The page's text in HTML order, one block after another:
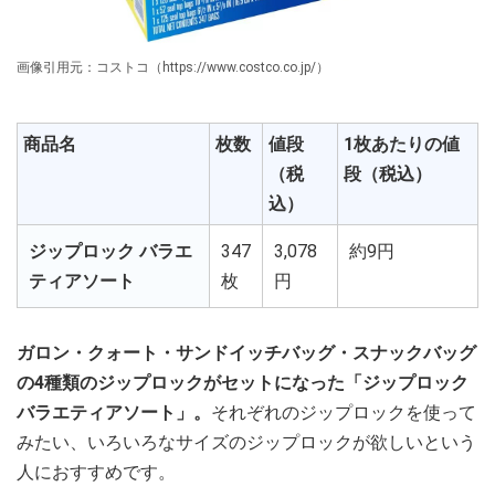
画像引用元：コストコ（https://www.costco.co.jp/）
商品名 枚数
値段
（税
込）
1枚あたりの値
段（税込）
ジップロック バラエ
ティアソート
347
枚
3,078
円
約9円
ガロン・クォート・サンドイッチバッグ・スナックバッグ
の4種類のジップロックがセットになった「ジップロック
バラエティアソート」。 それぞれのジップロックを使って
みたい、いろいろなサイズのジップロックが欲しいという
人におすすめです。